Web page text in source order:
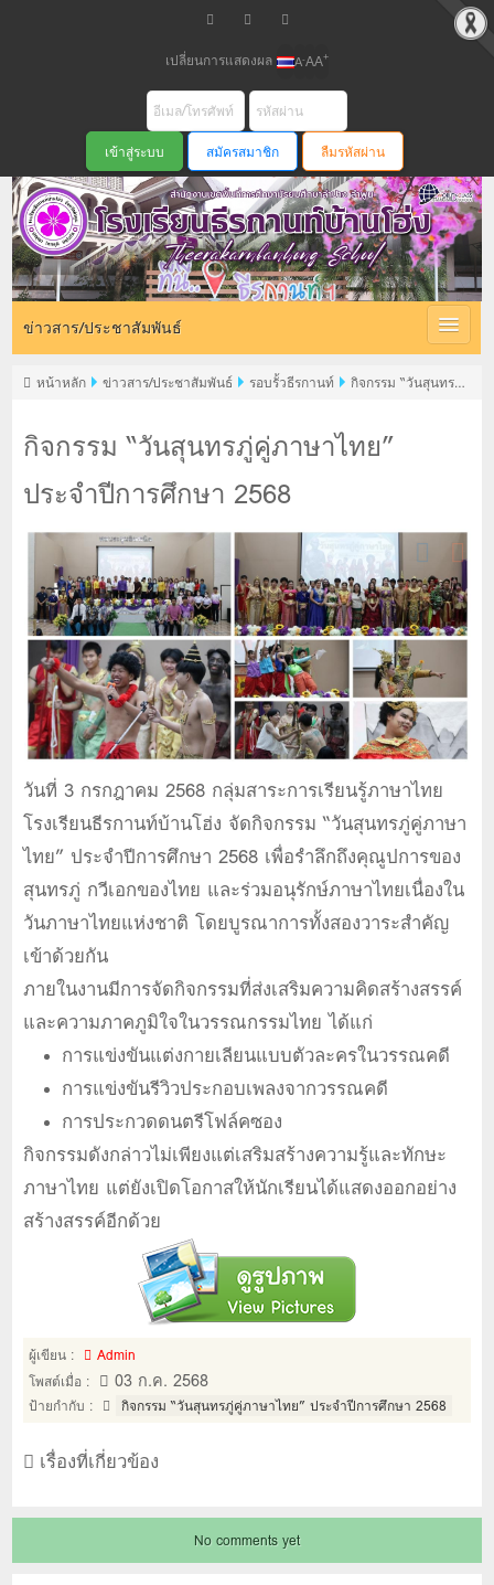
เปลี่ยนการแสดงผล A-AA+
สมัครสมาชิก ลืมรหัสผ่าน
ข่าวสาร/ประชาสัมพันธ์
กิจกรรม “วันสุนทรภู่คู่ภาษาไทย”
ประจำปีการศึกษา 2568
หน้าหลัก ข่าวสาร/ประชาสัมพันธ์ รอบรั้วธีรกานท์
กิจกรรม “วันสุนทรภู่
วันที่ 3 กรกฎาคม 2568 กลุ่มสาระการเรียนรู้ภาษาไทย
โรงเรียนธีรกานท์บ้านโฮ่ง จัดกิจกรรม “วันสุนทรภู่คู่ภาษา
ไทย” ประจำปีการศึกษา 2568 เพื่อรำลึกถึงคุณูปการของ
สุนทรภู่ กวีเอกของไทย และร่วมอนุรักษ์ภาษาไทยเนื่องใน
วันภาษาไทยแห่งชาติ โดยบูรณาการทั้งสองวาระสำคัญ
เข้าด้วยกัน
ภายในงานมีการจัดกิจกรรมที่ส่งเสริมความคิดสร้างสรรค์
และความภาคภูมิใจในวรรณกรรมไทย ได้แก่
การแข่งขันแต่งกายเลียนแบบตัวละครในวรรณคดี
การแข่งขันรีวิวประกอบเพลงจากวรรณคดี
การประกวดดนตรีโฟล์คซอง
กิจกรรมดังกล่าวไม่เพียงแต่เสริมสร้างความรู้และทักษะ
ภาษาไทย แต่ยังเปิดโอกาสให้นักเรียนได้แสดงออกอย่าง
สร้างสรรค์อีกด้วย
ผู้เขียน :
Admin
โพสต์เมื่อ :
03 ก.ค. 2568
ป้ายกำกับ : กิจกรรม “วันสุนทรภู่คู่ภาษาไทย” ประจำปีการศึกษา 2568
เรื่องที่เกี่ยวข้อง
No comments yet